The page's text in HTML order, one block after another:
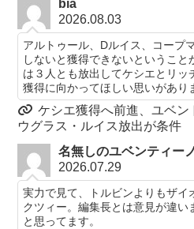
bia
2026.08.03
アルトゥール、Dルイス、コープ
しないと獲得できないということ
は３人とも放出してケシエとリッ
獲得に向かってほしい思いがあり
ケシエ獲得へ前進、ユベン
ウグラス・ルイス放出が条件
名無しのユベンティー
2026.07.29
実力で見て、トルビンよりもザイ
クツィー。編集長とは意見が違い
と思ってます。